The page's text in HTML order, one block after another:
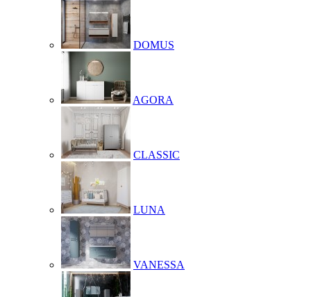
DOMUS
AGORA
CLASSIC
LUNA
VANESSA